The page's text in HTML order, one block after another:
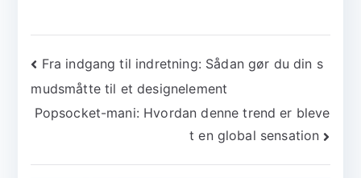
Indlægsnavigation
Fra indgang til indretning: Sådan gør du din s
mudsmåtte til et designelement
Popsocket-mani: Hvordan denne trend er bleve
t en global sensation